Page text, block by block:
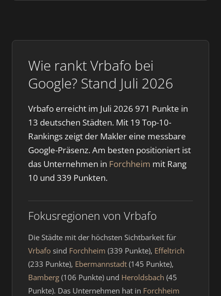
Wie rankt Vrbafo bei
Google? Stand Juli 2026
Vrbafo erreicht im Juli 2026 971 Punkte in
13 deutschen Städten. Mit 19 Top-10-
Rankings zeigt der Makler eine messbare
Google-Präsenz. Am besten positioniert ist
das Unternehmen in Forchheim mit Rang
10 und 339 Punkten.
Fokusregionen von Vrbafo
Die Städte mit der höchsten Sichtbarkeit für
Vrbafo sind Forchheim (339 Punkte), Effeltrich
(233 Punkte), Ebermannstadt (145 Punkte),
Bamberg (106 Punkte) und Heroldsbach (45
Punkte). Das Unternehmen hat in Forchheim